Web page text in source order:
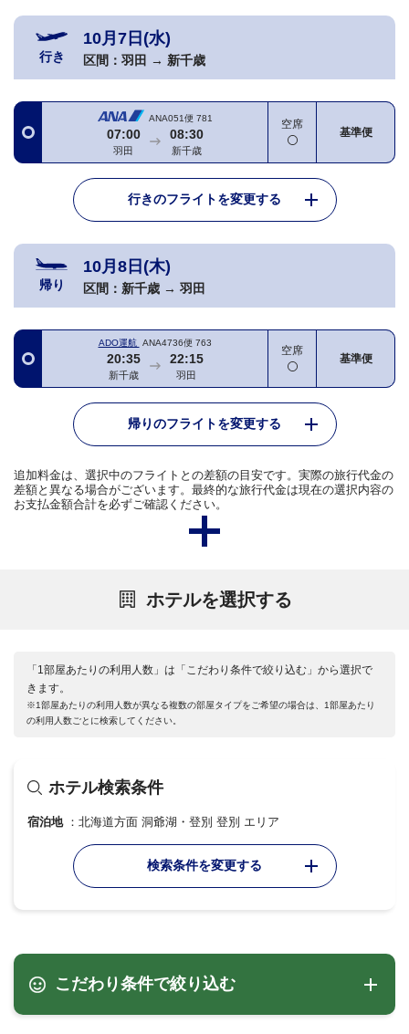
行き
10月7日(水)
区間： 羽田 → 新千歳
ANA051便 781
07:00
羽田
08:30
新千歳
空席
基準便
行きのフライトを変更する
帰り
10月8日(木)
区間： 新千歳 → 羽田
ADO運航 ANA4736便 763
20:35
新千歳
22:15
羽田
空席
基準便
帰りのフライトを変更する
追加料金は、選択中のフライトとの差額の目安です。実際の旅行代金の
差額と異なる場合がございます。最終的な旅行代金は現在の選択内容の
お支払金額合計を必ずご確認ください。
ホテルを選択する
「1部屋あたりの利用人数」は「こだわり条件で絞り込む」から選択で
きます。
※1部屋あたりの利用人数が異なる複数の部屋タイプをご希望の場合は、1部屋あたり
の利用人数ごとに検索してください。
ホテル検索条件
宿泊地 北海道方面 洞爺湖・登別 登別 エリア
検索条件を変更する
こだわり条件で絞り込む